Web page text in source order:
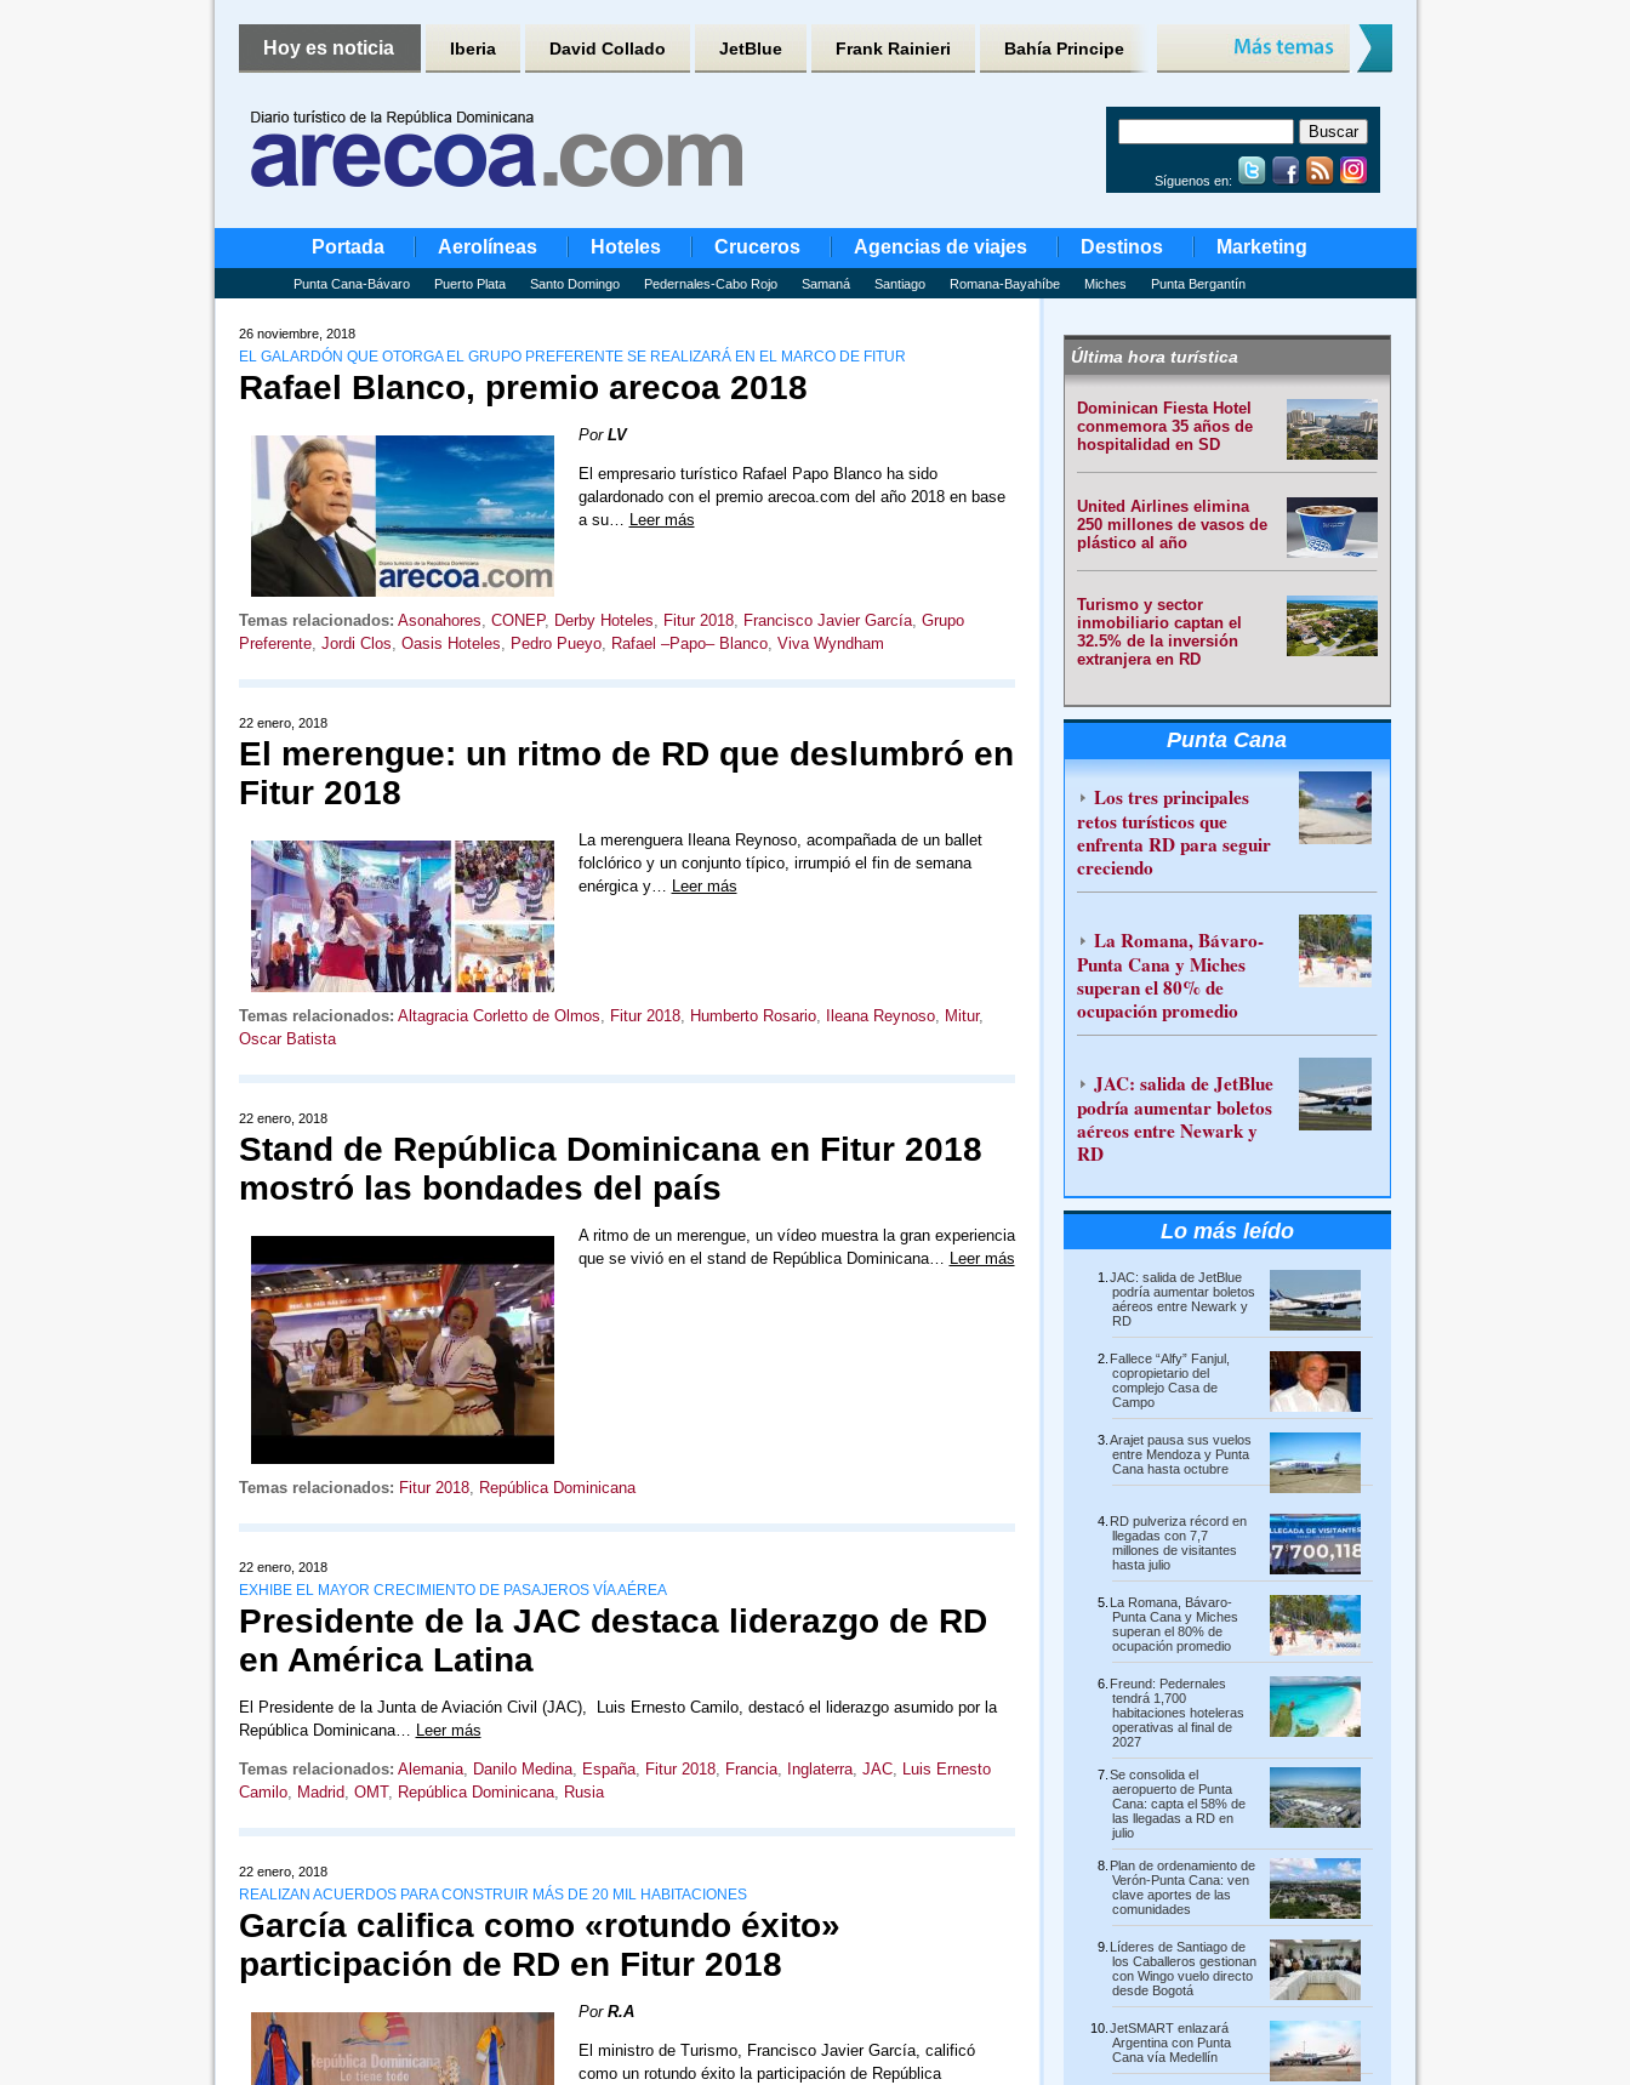
Hoy es noticia Iberia David Collado JetBlue Frank Rainieri Bahía Principe
Síguenos en:
Portada Aerolíneas Hoteles Cruceros Agencias de viajes Destinos Marketing
Punta Cana-Bávaro Puerto Plata Santo Domingo Pedernales-Cabo Rojo Samaná Santiago Romana-Bayahíbe Miches Punta Bergantín
26 noviembre, 2018
EL GALARDÓN QUE OTORGA EL GRUPO PREFERENTE SE REALIZARÁ EN EL MARCO DE FITUR
Rafael Blanco, premio arecoa 2018
Por LV
El empresario turístico Rafael Papo Blanco ha sido
galardonado con el premio arecoa.com del año 2018 en base
a su… Leer más
Temas relacionados: Asonahores, CONEP, Derby Hoteles, Fitur 2018, Francisco Javier García, Grupo
Preferente, Jordi Clos, Oasis Hoteles, Pedro Pueyo, Rafael –Papo– Blanco, Viva Wyndham
22 enero, 2018
El merengue: un ritmo de RD que deslumbró en
Fitur 2018
La merenguera Ileana Reynoso, acompañada de un ballet
folclórico y un conjunto típico, irrumpió el fin de semana
enérgica y… Leer más
Temas relacionados: Altagracia Corletto de Olmos, Fitur 2018, Humberto Rosario, Ileana Reynoso, Mitur,
Oscar Batista
22 enero, 2018
Stand de República Dominicana en Fitur 2018
mostró las bondades del país
A ritmo de un merengue, un vídeo muestra la gran experiencia
que se vivió en el stand de República Dominicana… Leer más
Temas relacionados: Fitur 2018, República Dominicana
22 enero, 2018
EXHIBE EL MAYOR CRECIMIENTO DE PASAJEROS VÍA AÉREA
Presidente de la JAC destaca liderazgo de RD
en América Latina
El Presidente de la Junta de Aviación Civil (JAC), Luis Ernesto Camilo, destacó el liderazgo asumido por la
República Dominicana…
Leer más
Temas relacionados: Alemania, Danilo Medina, España, Fitur 2018, Francia, Inglaterra, JAC,
Luis Ernesto
Camilo, Madrid OMT, República Dominicana, Rusia
22 enero, 2018
REALIZAN ACUERDOS PARA CONSTRUIR MÁS DE 20 MIL HABITACIONES
García califica como «rotundo éxito»
participación de RD en Fitur 2018
Por R.A
El ministro de Turismo, Francisco Javier García, calificó
como un rotundo éxito la participación de República
Última hora turística
Dominican Fiesta Hotel
conmemora 35 años de
hospitalidad en SD
United Airlines elimina
250 millones de vasos de
plástico al año
Turismo y sector
inmobiliario captan el
32.5% de la inversión
extranjera en RD
Punta Cana
Los tres principales
retos turísticos que
enfrenta RD para seguir
creciendo
La Romana, Bávaro-
Punta Cana y Miches
superan el 80% de
ocupación promedio
JAC: salida de JetBlue
podría aumentar boletos
aéreos entre Newark y
RD
Lo más leído
JAC: salida de JetBlue
podría aumentar boletos
aéreos entre Newark y
RD
Fallece “Alfy” Fanjul,
copropietario del
complejo Casa de
Campo
Arajet pausa sus vuelos
entre Mendoza y Punta
Cana hasta octubre
RD pulveriza récord en
llegadas con 7,7
millones de visitantes
hasta julio
La Romana, Bávaro-
Punta Cana y Miches
superan el 80% de
ocupación promedio
Freund: Pedernales
tendrá 1,700
habitaciones hoteleras
operativas al final de
2027
Se consolida el
aeropuerto de Punta
Cana: capta el 58% de
las llegadas a RD en
julio
Plan de ordenamiento de
Verón-Punta Cana: ven
clave aportes de las
comunidades
Líderes de Santiago de
los Caballeros gestionan
con Wingo vuelo directo
desde Bogotá
JetSMART enlazará
Argentina con Punta
Cana vía Medellín